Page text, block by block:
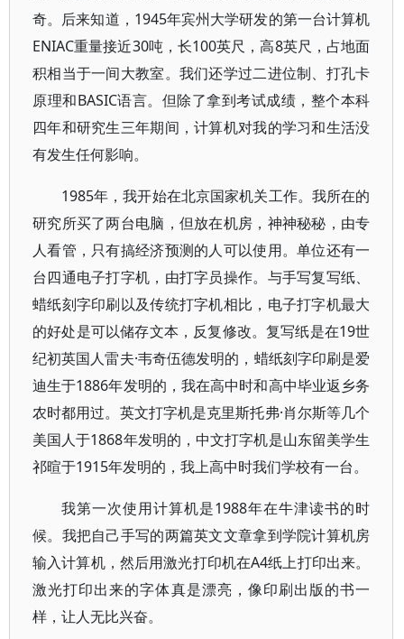
奇。后来知道，1945年宾州大学研发的第一台计算机
ENIAC重量接近30吨，长100英尺，高8英尺，占地面
积相当于一间大教室。我们还学过二进位制、打孔卡
原理和BASIC语言。但除了拿到考试成绩，整个本科
四年和研究生三年期间，计算机对我的学习和生活没
有发生任何影响。
1985年，我开始在北京国家机关工作。我所在的
研究所买了两台电脑，但放在机房，神神秘秘，由专
人看管，只有搞经济预测的人可以使用。单位还有一
台四通电子打字机，由打字员操作。与手写复写纸、
蜡纸刻字印刷以及传统打字机相比，电子打字机最大
的好处是可以储存文本，反复修改。复写纸是在19世
纪初英国人雷夫·韦奇伍德发明的，蜡纸刻字印刷是爱
迪生于1886年发明的，我在高中时和高中毕业返乡务
农时都用过。英文打字机是克里斯托弗·肖尔斯等几个
美国人于1868年发明的，中文打字机是山东留美学生
祁暄于1915年发明的，我上高中时我们学校有一台。
我第一次使用计算机是1988年在牛津读书的时
候。我把自己手写的两篇英文文章拿到学院计算机房
输入计算机，然后用激光打印机在A4纸上打印出来。
激光打印出来的字体真是漂亮，像印刷出版的书一
样，让人无比兴奋。